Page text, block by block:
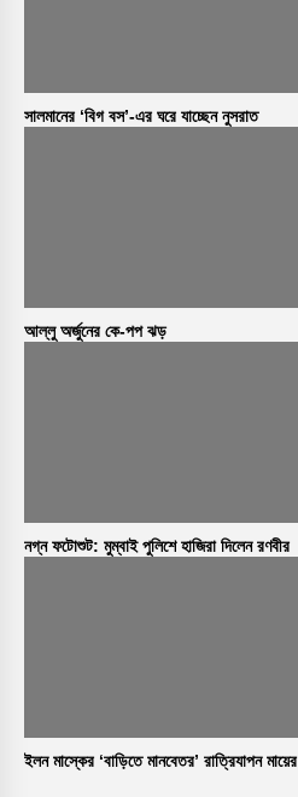
সালমানের ‘বিগ বস’-এর ঘরে যাচ্ছেন নুসরাত
আল্লু অর্জুনের কে-পপ ঝড়
নগ্ন ফটোশুট: মুম্বাই পুলিশে হাজিরা দিলেন রণবীর
ইলন মাস্কের ‘বাড়িতে মানবেতর’ রাত্রিযাপন মায়ের